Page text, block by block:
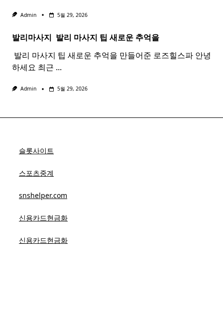
Admin 5월 29, 2026
발리마사지 ​ 발리 마사지 팁 새로운 추억을
​ 발리 마사지 팁 새로운 추억을 만들어준 로즈힐스파 안녕
하세요 최근 ...
Admin 5월 29, 2026
슬롯사이트
스포츠중계
snshelper.com
신용카드현금화
신용카드현금화